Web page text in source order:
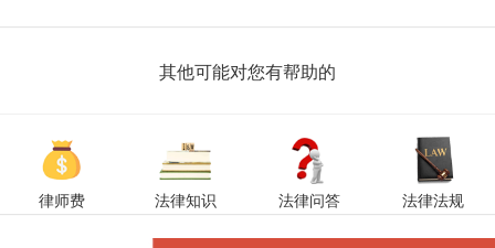
其他可能对您有帮助的
律师费 法律知识 法律问答 法律法规